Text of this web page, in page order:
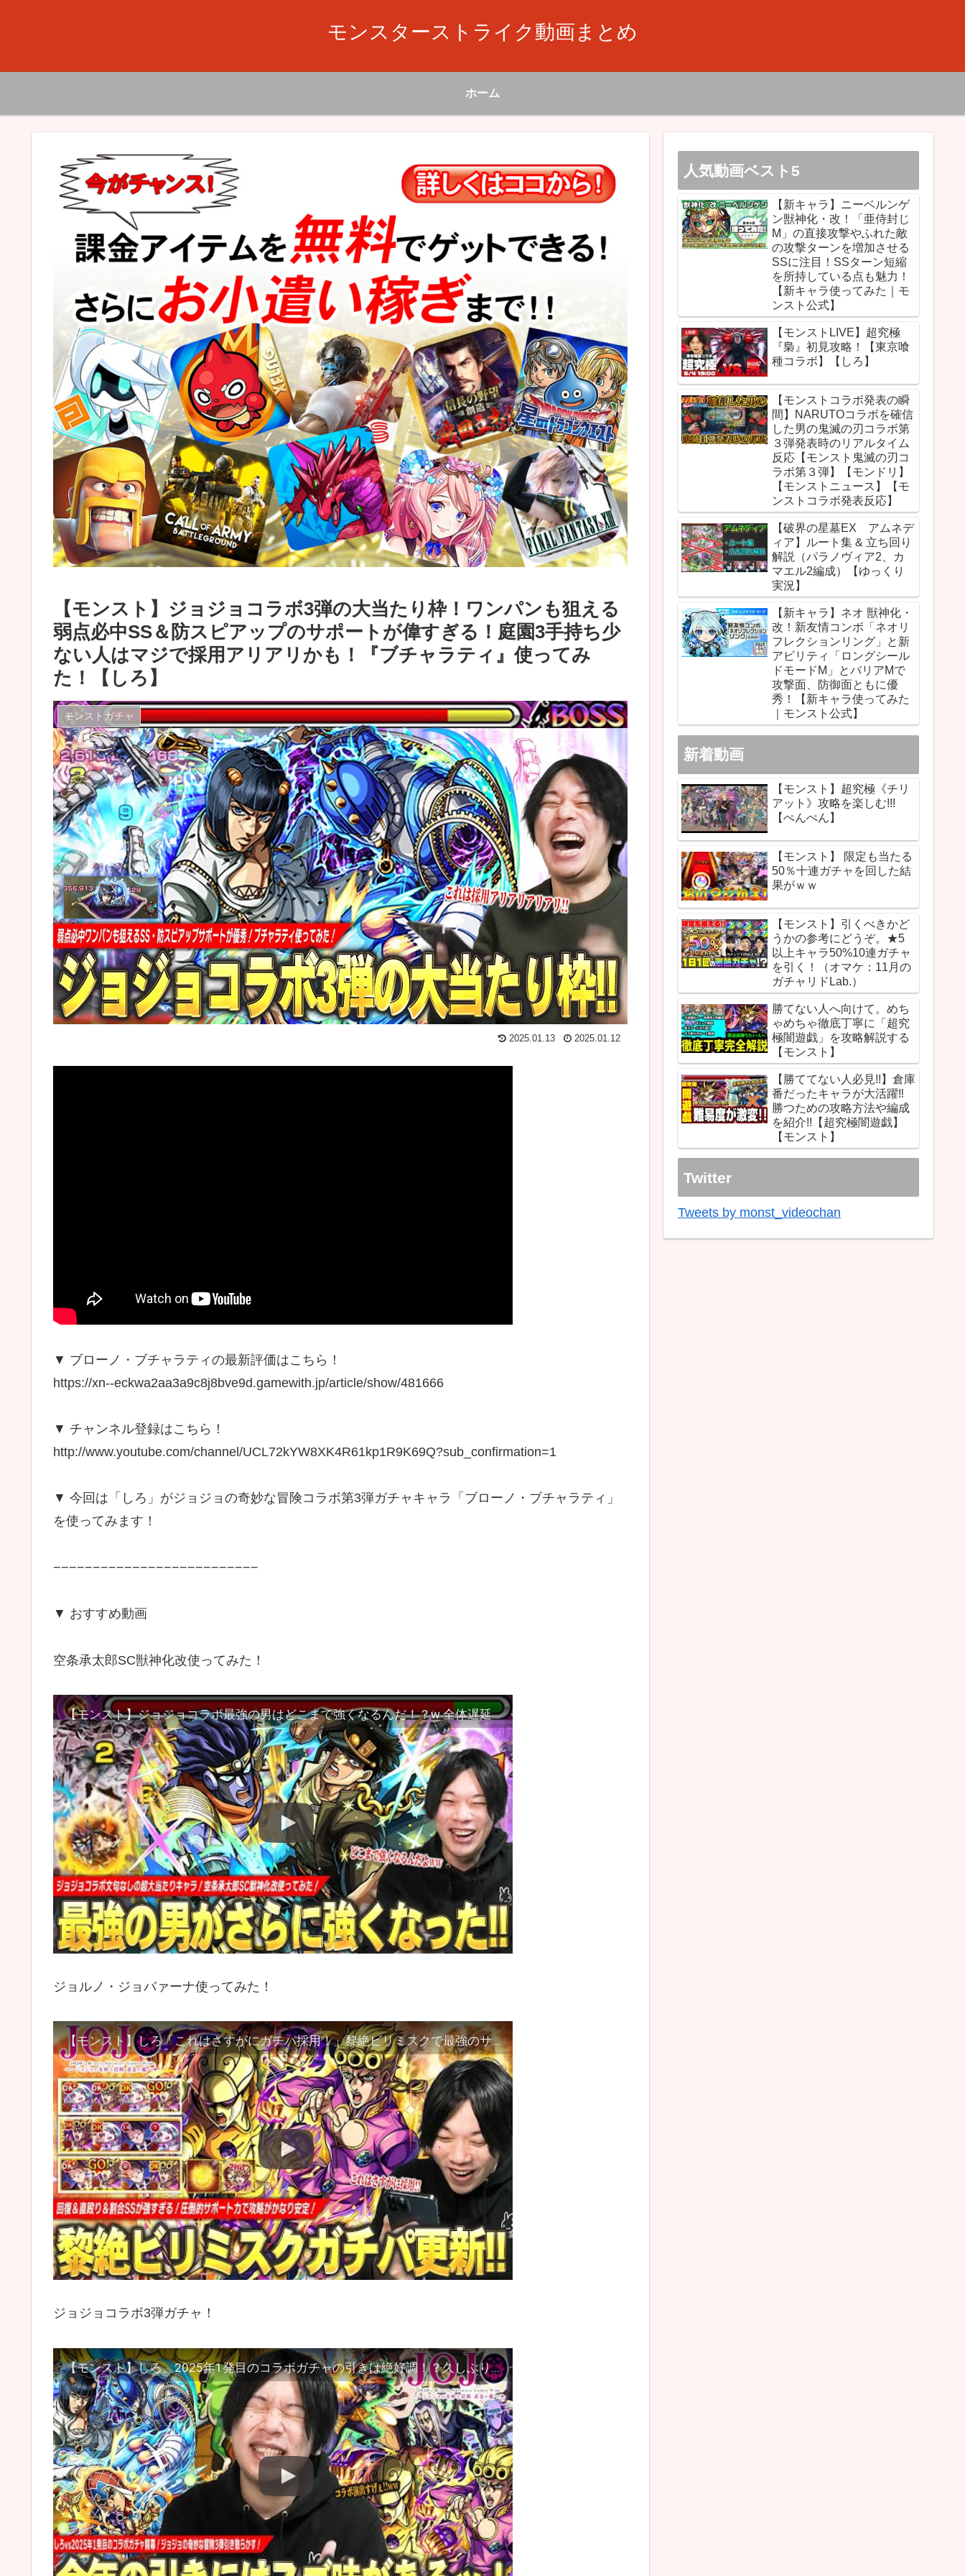
モンスターストライク動画まとめ
ホーム
【モンスト】ジョジョコラボ3弾の大当たり枠！ワンパンも狙える
弱点必中SS＆防スピアップのサポートが偉すぎる！庭園3手持ち少
ない人はマジで採用アリアリかも！『ブチャラティ』使ってみ
た！【しろ】
モンストガチャ
2025.01.13 2025.01.12
▼ ブローノ・ブチャラティの最新評価はこちら！
https://xn--eckwa2aa3a9c8j8bve9d.gamewith.jp/article/show/481666
▼ チャンネル登録はこちら！
http://www.youtube.com/channel/UCL72kYW8XK4R61kp1R9K69Q?sub_confirmation=1
▼ 今回は「しろ」がジョジョの奇妙な冒険コラボ第3弾ガチャキャラ「ブローノ・ブチャラティ」
を使ってみます！
−−−−−−−−−−−−−−−−−−−−−−−−−−
▼ おすすめ動画
空条承太郎SC獣神化改使ってみた！
【モンスト】ジョジョコラボ最強の男はどこまで強くなるんだ！？w 全体遅延も付いて黎絶アブピッシャーでも更に無敵の承太郎に！『空条承太郎SC』獣神化改使ってみた！【ジョジョコラボ】【しろ】
ジョルノ・ジョバァーナ使ってみた！
【モンスト】しろ「これはさすがにガチパ採用！」黎絶ビリミスクで最強のサポート性能！回復×直殴り×割合SSが強すぎ、隠し仕様＆演出も最高！『ジョルノ・ジョバァーナ』使ってみた！【ジョジョコラボ】【しろ】
ジョジョコラボ3弾ガチャ！
【モンスト】しろ、2025年1発目のコラボガチャの引きは絶好調！？久しぶりにコラボ確定演出も見れた！『ジョジョの奇妙な冒険』コラボ第3弾ガチャを引き散らかす！《ジョルノ/ブチャラティ/ミスタ》【しろ】
人気動画ベスト5
【新キャラ】ニーベルンゲ
ン獣神化・改！「亜侍封じ
M」の直接攻撃やふれた敵
の攻撃ターンを増加させる
SSに注目！SSターン短縮
を所持している点も魅力！
【新キャラ使ってみた｜モ
ンスト公式】
【モンストLIVE】超究極
『梟』初見攻略！【東京喰
種コラボ】【しろ】
【モンストコラボ発表の瞬
間】NARUTOコラボを確信
した男の鬼滅の刃コラボ第
３弾発表時のリアルタイム
反応【モンスト鬼滅の刃コ
ラボ第３弾】【モンドリ】
【モンストニュース】【モ
ンストコラボ発表反応】
【破界の星墓EX アムネデ
ィア】ルート集 & 立ち回り
解説（パラノヴィア2、カ
マエル2編成）【ゆっくり
実況】
【新キャラ】ネオ 獣神化・
改！新友情コンボ「ネオリ
フレクションリング」と新
アビリティ「ロングシール
ドモードM」とバリアMで
攻撃面、防御面ともに優
秀！【新キャラ使ってみた
｜モンスト公式】
新着動画
【モンスト】超究極《チリ
アット》攻略を楽しむ!!!
【ぺんぺん】
【モンスト】 限定も当たる
50％十連ガチャを回した結
果がｗｗ
【モンスト】引くべきかど
うかの参考にどうぞ。★5
以上キャラ50%10連ガチャ
を引く！（オマケ：11月の
ガチャリドLab.）
勝てない人へ向けて。めち
ゃめちゃ徹底丁寧に「超究
極闇遊戯」を攻略解説する
【モンスト】
【勝ててない人必見!!】倉庫
番だったキャラが大活躍‼︎
勝つための攻略方法や編成
を紹介!!【超究極闇遊戯】
【モンスト】
Twitter
Tweets by monst_videochan